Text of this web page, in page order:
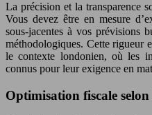
La précision et la transparence
Vous devez être en mesure
sous-jacentes à vos prévisions
méthodologiques. Cette rigueur
le contexte londonien, où les
connus pour leur exigence en
Optimisation fiscale